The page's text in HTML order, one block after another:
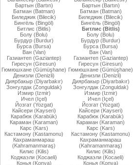
Бартын (Bartın)
Батман (Batman)
Биледжик (Bilecik)
Бингёль (Bingöl)
Битлис (Bitlis)
Болу (Bolu)
Бурдур (Burdur)
Бурса (Bursa)
Ван (Van)
Газиантеп (Gaziantep)
Гиресун (Giresun)
Гюмюшхане (Gümüşhane)
Денизли (Denizli)
Диярбакыр (Diyarbakır)
Зонгулдак (Zonguldak)
Измир (Izmir)
Ичел (Içel)
Йозгат (Yozgat)
Кайсери (Kayseri)
Карабюк (Karabük)
Караман (Karaman)
Карс (Kars)
Кастамону (Kastamonu)
Кахраманмараш
(Kahramanmaraş)
Килис (Kilis)
Коджаэли (Kocaeli)
Конья (Konya)
Бартын (Bartın)
Батман (Batman)
Биледжик (Bilecik)
Бингёль (Bingöl)
Битлис (Bitlis)
Болу (Bolu)
Бурдур (Burdur)
Бурса (Bursa)
Ван (Van)
Газиантеп (Gaziantep)
Гиресун (Giresun)
Гюмюшхане (Gümüşhane)
Денизли (Denizli)
Диярбакыр (Diyarbakır)
Зонгулдак (Zonguldak)
Измир (Izmir)
Ичел (Içel)
Йозгат (Yozgat)
Кайсери (Kayseri)
Карабюк (Karabük)
Караман (Karaman)
Карс (Kars)
Кастамону (Kastamonu)
Кахраманмараш
(Kahramanmaraş)
Килис (Kilis)
Коджаэли (Kocaeli)
Конья (Konya)